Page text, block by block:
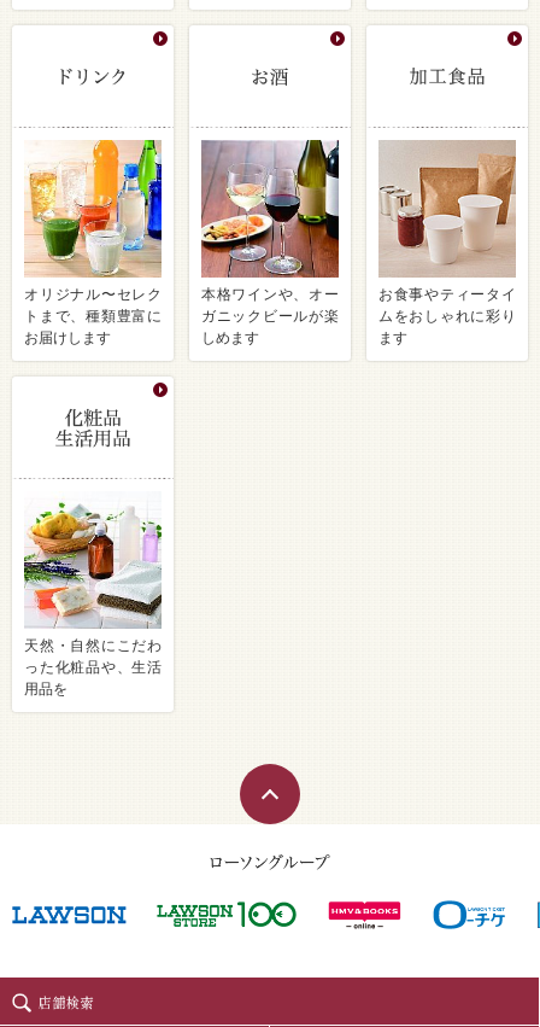
オリジナル〜セレク
トまで、種類豊富に
お届けします
本格ワインや、オー
ガニックビールが楽
しめます
お食事やティータイ
ムをおしゃれに彩り
ます
天然・自然にこだわ
った化粧品や、生活
用品を